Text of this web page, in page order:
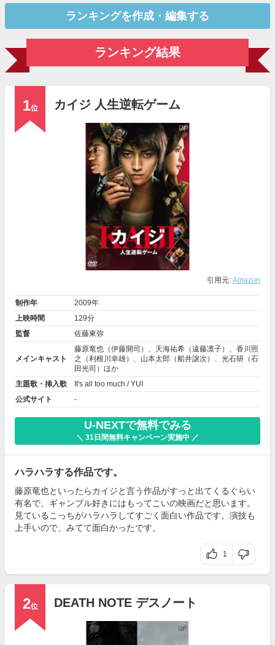
ランキングを作成・編集する
ランキング結果
1位 カイジ 人生逆転ゲーム
引用元: Amazon
制作年
2009年
上映時間
129分
監督
佐藤東弥
メインキャスト
藤原竜也 （伊藤開司）、 天海祐希 （遠藤凛子）、 香川照
之
（利根川幸雄）、 山本太郎 （船井譲次）、 光石研 （石
田光司）ほか
主題歌・挿入歌
It's all too much / YUI
公式サイト
-
U-NEXTで無料でみる
＼ 31日間無料キャンペーン実施中 ／
ハラハラする作品です。
藤原竜也といったらカイジと言う作品がすっと出てくるぐらい
有名で、ギャンブル好きにはもってこいの映画だと思います。
見ているこっちがハラハラしてすごく面白い作品です。演技も
上手いので、みてて面白かったです。
1
2位 DEATH NOTE デスノート